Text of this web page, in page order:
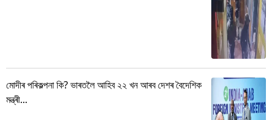
মোদীৰ পৰিকল্পনা কি? ভাৰতলৈ আহিব ২২ খন আৰব দেশৰ বৈদেশিক
মন্ত্ৰী...